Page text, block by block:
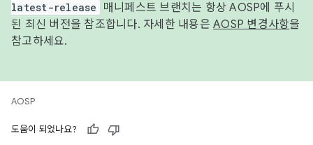
latest-release
매니페스트 브랜치는 항상 AOSP에 푸시
된 최신 버전을 참조합니다. 자세한 내용은 AOSP 변경사항을
참고하세요.
AOSP
도움이 되었나요?